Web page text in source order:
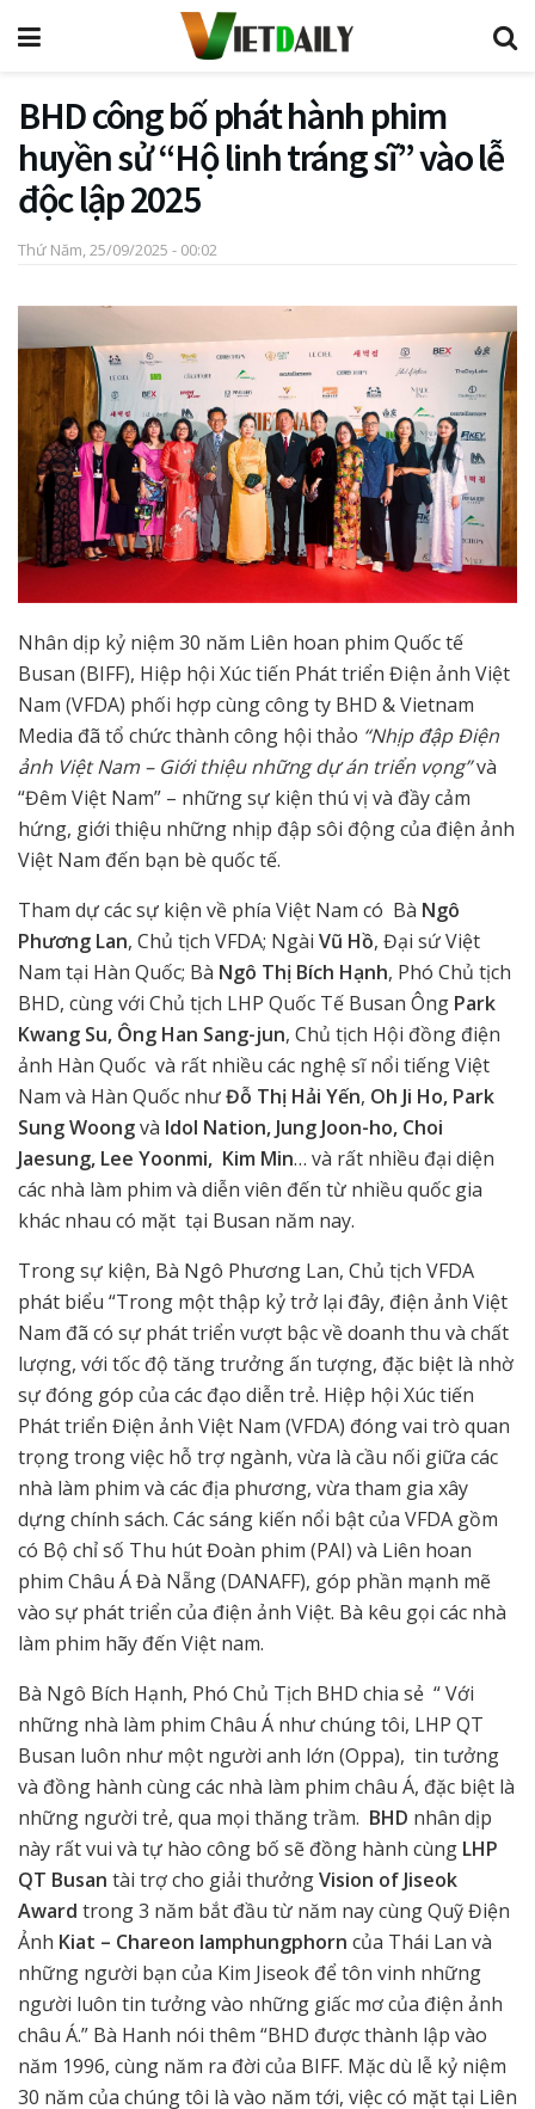
BHD công bố phát hành phim
huyền sử “Hộ linh tráng sĩ” vào lễ
độc lập 2025
Thứ Năm, 25/09/2025 - 00:02
Nhân dịp kỷ niệm 30 năm Liên hoan phim Quốc tế
Busan (BIFF), Hiệp hội Xúc tiến Phát triển Điện ảnh Việt
Nam (VFDA) phối hợp cùng công ty BHD & Vietnam
Media đã tổ chức thành công hội thảo “Nhịp đập Điện
ảnh Việt Nam – Giới thiệu những dự án triển vọng”và
“Đêm Việt Nam” – những sự kiện thú vị và đầy cảm
hứng, giới thiệu những nhịp đập sôi động của điện ảnh
Việt Nam đến bạn bè quốc tế.
Tham dự các sự kiện về phía Việt Nam có Bà Ngô
Phương Lan, Chủ tịch VFDA; Ngài Vũ Hồ, Đại sứ Việt
Nam tại Hàn Quốc; Bà Ngô Thị Bích Hạnh, Phó Chủ tịch
BHD, cùng với Chủ tịch LHP Quốc Tế Busan Ông Park
Kwang Su, Ông Han Sang-jun, Chủ tịch Hội đồng điện
ảnh Hàn Quốc và rất nhiều các nghệ sĩ nổi tiếng Việt
Nam và Hàn Quốc nhưĐỗ Thị Hải Yến, Oh Ji Ho, Park
Sung Woongvà Idol Nation, Jung Joon-ho, Choi
Jaesung, Lee Yoonmi, Kim Min… và rất nhiều đại diện
các nhà làm phim và diễn viên đến từ nhiều quốc gia
khác nhau có mặt tại Busan năm nay.
Trong sự kiện, Bà Ngô Phương Lan, Chủ tịch VFDA
phát biểu “Trong một thập kỷ trở lại đây, điện ảnh Việt
Nam đã có sự phát triển vượt bậc về doanh thu và chất
lượng, với tốc độ tăng trưởng ấn tượng, đặc biệt là nhờ
sự đóng góp của các đạo diễn trẻ. Hiệp hội Xúc tiến
Phát triển Điện ảnh Việt Nam (VFDA) đóng vai trò quan
trọng trong việc hỗ trợ ngành, vừa là cầu nối giữa các
nhà làm phim và các địa phương, vừa tham gia xây
dựng chính sách. Các sáng kiến nổi bật của VFDA gồm
có Bộ chỉ số Thu hút Đoàn phim (PAI) và Liên hoan
phim Châu Á Đà Nẵng (DANAFF), góp phần mạnh mẽ
vào sự phát triển của điện ảnh Việt. Bà kêu gọi các nhà
làm phim hãy đến Việt nam.
Bà Ngô Bích Hạnh, Phó Chủ Tịch BHD chia sẻ “ Với
những nhà làm phim Châu Á như chúng tôi, LHP QT
Busan luôn như một người anh lớn (Oppa), tin tưởng
và đồng hành cùng các nhà làm phim châu Á, đặc biệt là
những người trẻ, qua mọi thăng trầm. BHD nhân dịp
này rất vui và tự hào công bố sẽ đồng hành cùng LHP
QT Busan tài trợ cho giải thưởngVision of Jiseok
Award trong 3 năm bắt đầu từ năm nay cùng Quỹ Điện
Ảnh Kiat – Chareon Iamphungphorn của Thái Lan và
những người bạn của Kim Jiseok để tôn vinh những
người luôn tin tưởng vào những giấc mơ của điện ảnh
châu Á.” Bà Hanh nói thêm “BHD được thành lập vào
năm 1996, cùng năm ra đời của BIFF. Mặc dù lễ kỷ niệm
30 năm của chúng tôi là vào năm tới, việc có mặt tại Liên